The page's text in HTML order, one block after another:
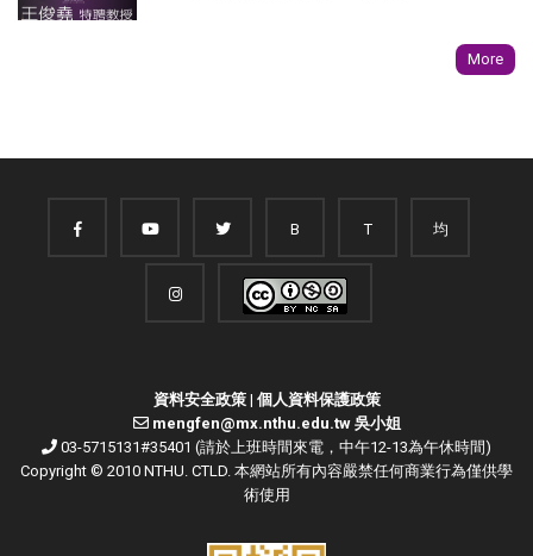
More
B T 均
資料安全政策| 個人資料保護政策
mengfen@mx.nthu.edu.tw 吳小姐
03-5715131#35401 (請於上班時間來電，中午12-13為午休時間)
Copyright © 2010 NTHU. CTLD. 本網站所有內容嚴禁任何商業行為僅供學
術使用